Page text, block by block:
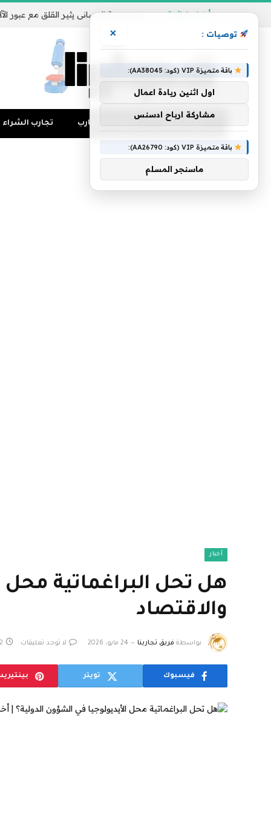
أخبار شائعة
تجارب المال منوعات التجارب تجارب الشراء
أخبار
هل تحل البراغماتية محل
والاقتصاد
بواسطة فريق تجاربنا 24 مايو، 2026 لا توجد تعليقات 2 دقائق
فيسبوك تويتر
توصيات : ×
باقة متميزة VIP (كود: AA38045):
اول اثنين ريادة اعمال
مشاركة ارباح ادسنس
باقة متميزة VIP (كود: AA26790):
ماسنجر المسلم